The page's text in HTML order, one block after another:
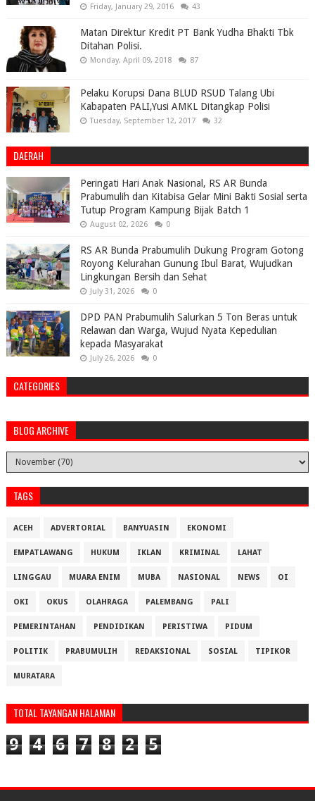
Friday, January 29, 2016 43
Matan Direktur Kredit PT Bank Yudha Bhakti Tbk
Ditahan Polisi.
Monday, April 09, 2018 87
Pelaku Korupsi Dana BLUD RSUD Talang Ubi
Kabapaten PALI,Yusi AMKL Ditangkap Polisi
Tuesday, September 12, 2017 32
DAERAH
Peringati Hari Anak Nasional, RS AR Bunda
Prabumulih dan Kitabisa Gelar Mini Bakti Sosial serta
Tutup Program Kampung Bijak Batch 1
August 02, 2026 0
RS AR Bunda Prabumulih Dukung Program Gotong
Royong Kelurahan Gunung Ibul Barat, Wujudkan
Lingkungan Bersih dan Sehat
July 31, 2026 0
DPD PAN Prabumulih Salurkan 5 Ton Beras untuk
Relawan dan Warga, Wujud Nyata Kepedulian
kepada Masyarakat
July 26, 2026 0
CATEGORIES
BLOG ARCHIVE
TAGS
ACEH ADVERTORIAL BANYUASIN EKONOMI
EMPATLAWANG HUKUM IKLAN KRIMINAL LAHAT
LINGGAU MUARA ENIM MUBA NASIONAL NEWS OI
OKI OKUS OLAHRAGA PALEMBANG PALI
PEMERINTAHAN PENDIDIKAN PERISTIWA PIDUM
POLITIK PRABUMULIH REDAKSIONAL SOSIAL TIPIKOR
MURATARA
TOTAL TAYANGAN HALAMAN
9 4 6 7 8 2 5